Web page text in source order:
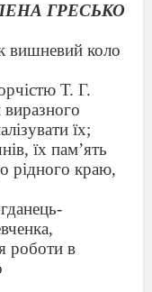
ГРЕСЬКО
вишневий коло
Т. Г.
їх;
їх пам’ять
рідного краю,
роботи в